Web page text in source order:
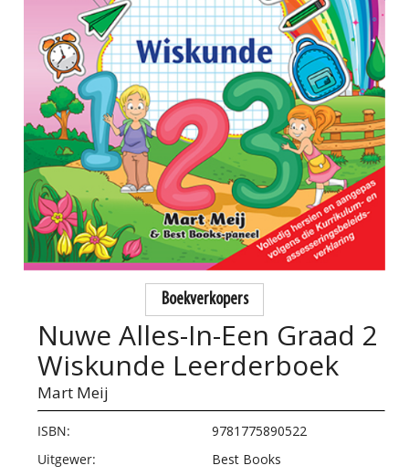
Boekverkopers
Nuwe Alles-In-Een Graad 2
Wiskunde Leerderboek
Mart Meij
ISBN:
9781775890522
Uitgewer:
Best Books